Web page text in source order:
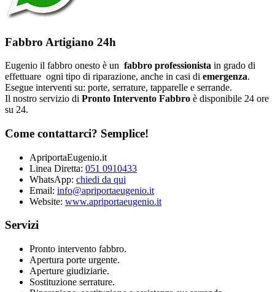
Fabbro Artigiano 24h
Eugenio il fabbro onesto è un fabbro professionista in grado di
effettuare ogni tipo di riparazione, anche in casi di emergenza.
Esegue interventi su: porte, serrature, tapparelle e serrande.
Il nostro servizio di Pronto Intervento Fabbro è disponibile 24 ore
su 24.
Come contattarci? Semplice!
ApriportaEugenio.it
Linea Diretta: 051 0910433
WhatsApp: chiedi da qui
Email: info@apriportaeugenio.it
Website: www.apriportaeugenio.it
Servizi
Pronto intervento fabbro.
Apertura porte urgente.
Aperture giudiziarie.
Sostituzione serrature.